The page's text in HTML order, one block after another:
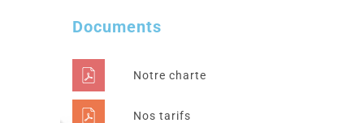
Documents
Notre charte
Nos tarifs